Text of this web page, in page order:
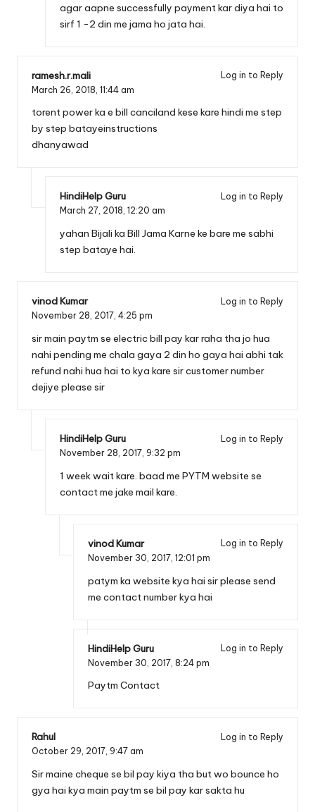
agar aapne successfully payment kar diya hai to
sirf 1 -2 din me jama ho jata hai.
ramesh.r.mali
Log in to Reply
March 26, 2018, 11:44 am
torent power ka e bill canciland kese kare hindi me step
by step batayeinstructions
dhanyawad
HindiHelp Guru
Log in to Reply
March 27, 2018, 12:20 am
yahan Bijali ka Bill Jama Karne ke bare me sabhi
step bataye hai.
vinod Kumar
Log in to Reply
November 28, 2017, 4:25 pm
sir main paytm se electric bill pay kar raha tha jo hua
nahi pending me chala gaya 2 din ho gaya hai abhi tak
refund nahi hua hai to kya kare sir customer number
dejiye please sir
HindiHelp Guru
Log in to Reply
November 28, 2017, 9:32 pm
1 week wait kare. baad me PYTM website se
contact me jake mail kare.
vinod Kumar
Log in to Reply
November 30, 2017, 12:01 pm
patym ka website kya hai sir please send
me contact number kya hai
HindiHelp Guru
Log in to Reply
November 30, 2017, 8:24 pm
Paytm Contact
Rahul
Log in to Reply
October 29, 2017, 9:47 am
Sir maine cheque se bil pay kiya tha but wo bounce ho
gya hai kya main paytm se bil pay kar sakta hu